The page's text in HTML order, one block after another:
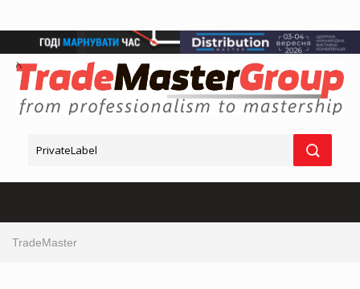
TradeMaster